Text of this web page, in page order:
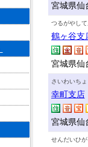
宮城県仙
つるがやして
鶴ヶ谷支
宮城県仙
さいわいちょ
幸町支店
宮城県仙
せんだいひが